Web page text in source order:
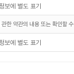
보에 별도 표기
한 약관의 내용 또는 확인할
보에 별도 표기